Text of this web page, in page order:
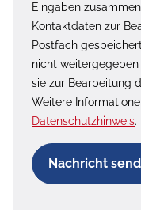
Eingaben
Kontaktdaten zur
Postfach
nicht
sie zur Bearbeitung
Weitere
Datenschutzhinweis.
Nachricht